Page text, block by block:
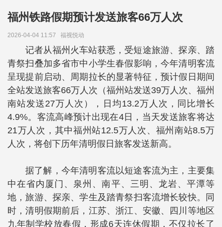
福州铁路假期预计发送旅客66万人次
2026-04-04 11:57 福视悦动
记者从福州火车站获悉，受短途旅游、探亲、踏
青祭扫叠加多省市中小学生春假影响，今年清明客流
呈现提前启动、周期拉长的显著特征，预计假日期间
全站发送旅客66万人次（福州站发送39万人次、福州
南站发送27万人次），日均13.2万人次，同比增长
4.9%。客流高峰预计出现在4日，当天发送旅客将达
21万人次，其中福州站12.5万人次、福州南站8.5万
人次，将创下历年清明假日旅客发送新高。
据了解，今年清明客流以短途客流为主，主要集
中在省内厦门、泉州、南平、三明、龙岩、平潭等
地，旅游、探亲、学生及踏青祭扫客流增长较快。同
时，清明假期前后，江苏、浙江、安徽、四川等地区
九年制学校放春假，形成6天连休假期，不仅拉长了